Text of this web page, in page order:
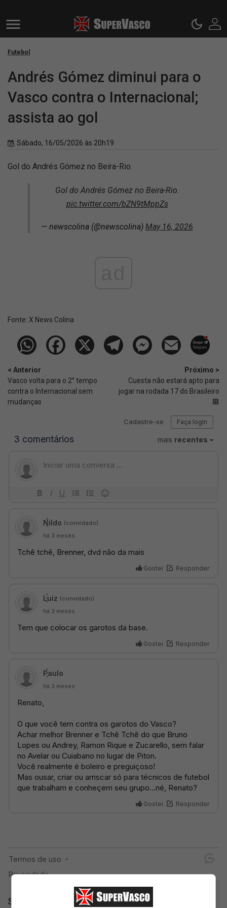
Futebol
Andrés Gómez diminui para o
Vasco contra o Internacional;
assista ao gol
Sábado, 16/05/2026 às 20h19
Gol do Andrés Gómez no Beira-Rio.
Gol do Andrés Gómez no Beira-Rio.
pic.twitter.com/bZN9tMppZs
— newscolina (@newscolina) May 16, 2026
Fonte: X News Colina
< Anterior
Vasco volta para o 2° tempo
contra o Internacional sem
mudanças
Próximo >
Cuesta não estará apto para
jogar na rodada 17 do Brasileiro
🟥
SuperVasco